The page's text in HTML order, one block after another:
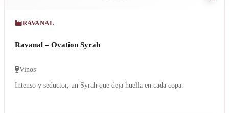
RAVANAL
Ravanal – Ovation Syrah
Vinos
Intenso y seductor, un Syrah que deja huella en cada copa.